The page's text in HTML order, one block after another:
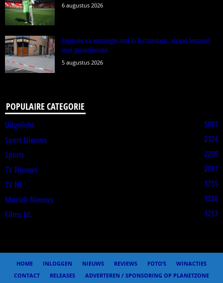
6 augustus 2026
Explosie na woningbrand in Rotterdam, straat bezaaid
met glasscherven
5 augustus 2026
POPULAIRE CATEGORIE
Uitgelicht
5001
Sport Nieuws
2324
Sports
2208
TV Nieuws
2097
TV NL
1755
Muziek Nieuws
1268
Films NL
1253
HOME INLOGGEN NIEUWS REVIEWS FOTO’S
WINACTIES
CONTACT
RELEASES ADVERTEREN / SPONSORING OP PLANETZONE